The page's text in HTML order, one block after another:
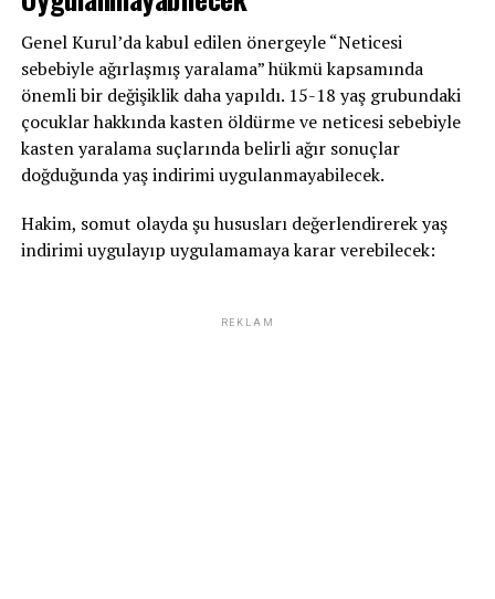
Genel Kurul’da kabul edilen önergeyle “Neticesi
sebebiyle ağırlaşmış yaralama” hükmü kapsamında
önemli bir değişiklik daha yapıldı. 15-18 yaş grubundaki
çocuklar hakkında kasten öldürme ve neticesi sebebiyle
kasten yaralama suçlarında belirli ağır sonuçlar
doğduğunda yaş indirimi uygulanmayabilecek.
Hakim, somut olayda şu hususları değerlendirerek yaş
indirimi uygulayıp uygulamamaya karar verebilecek:
REKLAM